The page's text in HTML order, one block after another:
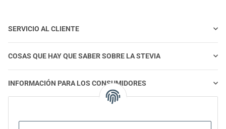
SERVICIO AL CLIENTE
COSAS QUE HAY QUE SABER SOBRE LA STEVIA
INFORMACIÓN PARA LOS CONSUMIDORES